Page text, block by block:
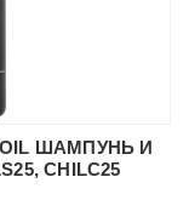
OIL ШАМПУНЬ И
CHILC25